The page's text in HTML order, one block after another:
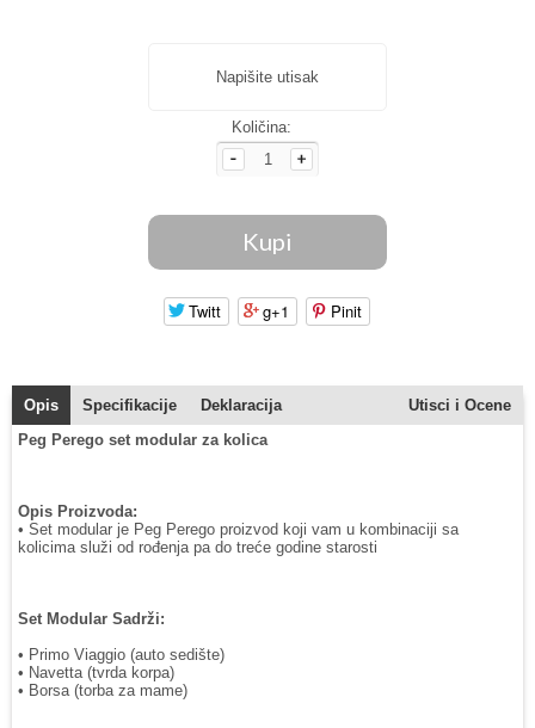
Napišite utisak
Količina:
Twitt g+1 Pinit
Opis Specifikacije Deklaracija
Utisci i Ocene
Peg Perego set modular za kolica
Opis Proizvoda:
• Set modular je Peg Perego proizvod koji vam u kombinaciji sa
kolicima služi od rođenja pa do treće godine starosti
Set Modular Sadrži:
• Primo Viaggio (auto sedište)
• Navetta (tvrda korpa)
• Borsa (torba za mame)